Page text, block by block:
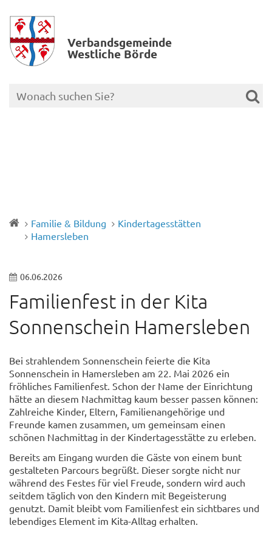
Verbands­gemeinde
Westliche Börde
Familie & Bildung
Kindertagesstätten
Hamersleben
06.06.2026
Familienfest in der Kita
Sonnenschein Hamersleben
Bei strahlendem Sonnenschein feierte die Kita
Sonnenschein in Hamersleben am 22. Mai 2026 ein
fröhliches Familienfest. Schon der Name der Einrichtung
hätte an diesem Nachmittag kaum besser passen können:
Zahlreiche Kinder, Eltern, Familienangehörige und
Freunde kamen zusammen, um gemeinsam einen
schönen Nachmittag in der Kindertagesstätte zu erleben.
Bereits am Eingang wurden die Gäste von einem bunt
gestalteten Parcours begrüßt. Dieser sorgte nicht nur
während des Festes für viel Freude, sondern wird auch
seitdem täglich von den Kindern mit Begeisterung
genutzt. Damit bleibt vom Familienfest ein sichtbares und
lebendiges Element im Kita-Alltag erhalten.